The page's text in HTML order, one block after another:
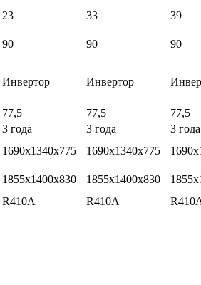
23 33
39
90 90
90
Инвертор Инвертор
77,5 77,5
77,5
3 года 3 года
3 года
1690x1340x775 1690x1340x775
1855x1400x830 1855x1400x830
R410A R410A